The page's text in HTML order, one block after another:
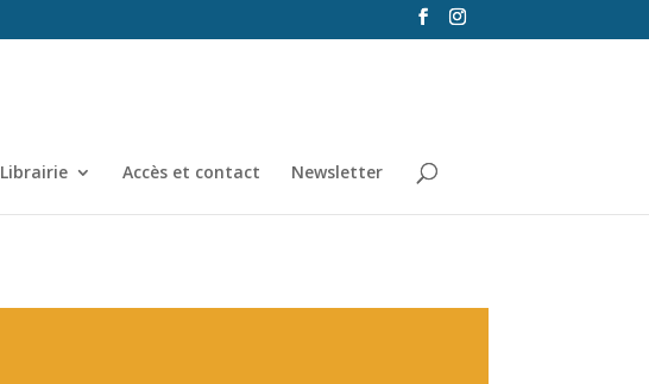
Librairie Accès et contact Newsletter